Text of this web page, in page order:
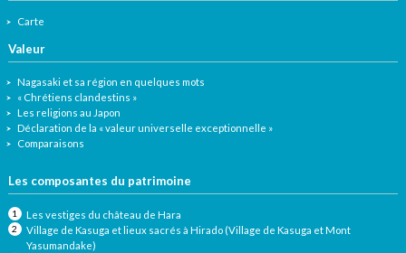
Carte
Valeur
Nagasaki et sa région en quelques mots
« Chrétiens clandestins »
Les religions au Japon
Déclaration de la « valeur universelle exceptionnelle »
Comparaisons
Les composantes du patrimoine
Les vestiges du château de Hara
Village de Kasuga et lieux sacrés à Hirado (Village de Kasuga et Mont
Yasumandake)